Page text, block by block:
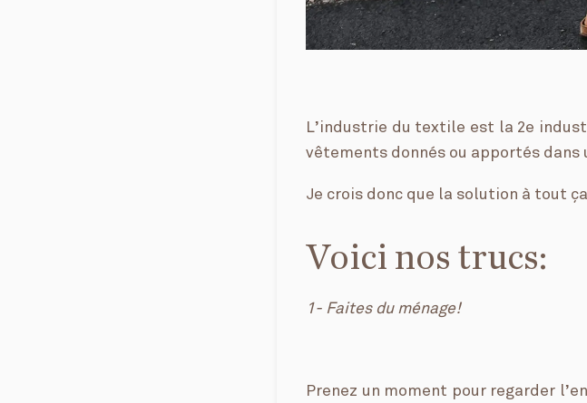
L’industrie du textile est la 2e
vêtements donnés ou apportés dans
Je crois donc que la solution à tout
Voici nos trucs:
1- Faites du ménage!
Prenez un moment pour regarder